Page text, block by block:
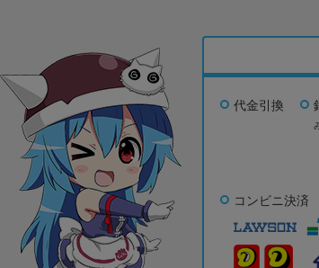
代金引換
コンビニ決済